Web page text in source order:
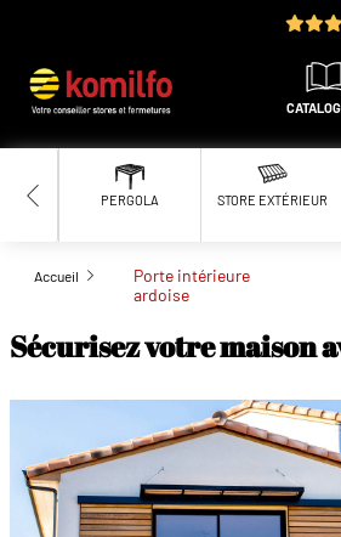
PERGOLA STORE EXTÉRIEUR
Accueil
Porte intérieure
ardoise
Sécurisez votre maison